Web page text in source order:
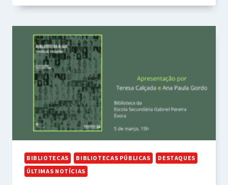
BIBLIOTECAS BIBLIOTECAS PÚBLICAS
DESTAQUES
ÚLTIMAS NOTÍCIAS